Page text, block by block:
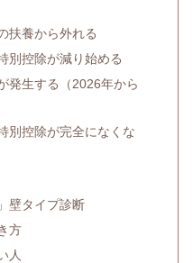
扶養から外れる
別控除が減り始める
発生する（2026年から
別控除が完全になくな
壁タイプ診断
方
人